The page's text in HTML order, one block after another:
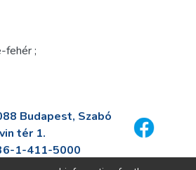
fehér ;
Budapest, Szabó
tér 1.
1-411-5000